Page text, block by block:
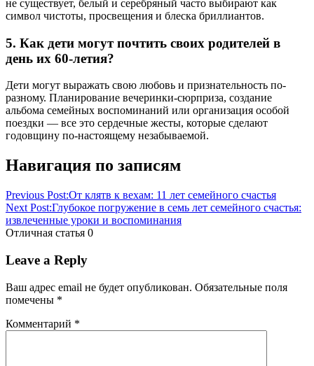
не существует, белый и серебряный часто выбирают как
символ чистоты, просвещения и блеска бриллиантов.
5. Как дети могут почтить своих родителей в
день их 60-летия?
Дети могут выражать свою любовь и признательность по-
разному. Планирование вечеринки-сюрприза, создание
альбома семейных воспоминаний или организация особой
поездки — все это сердечные жесты, которые сделают
годовщину по-настоящему незабываемой.
Навигация по записям
Previous Post:От клятв к вехам: 11 лет семейного счастья
Next Post:Глубокое погружение в семь лет семейного счастья:
извлеченные уроки и воспоминания
Отличная статья 0
Leave a Reply
Ваш адрес email не будет опубликован. Обязательные поля
помечены *
Комментарий *